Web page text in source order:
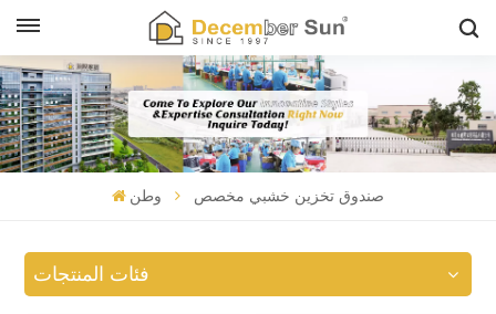
وطن صندوق تخزين خشبي مخصص
فئات المنتجات